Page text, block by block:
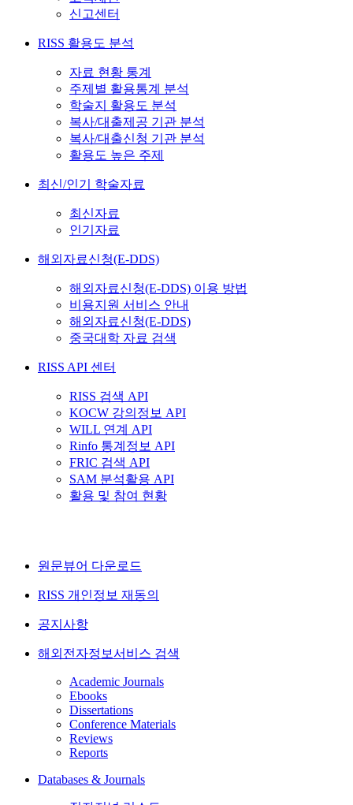
신고센터
RISS 활용도 분석
자료 현황 통계
주제별 활용통계 분석
학술지 활용도 분석
복사/대출제공 기관 분석
복사/대출신청 기관 분석
활용도 높은 주제
최신/인기 학술자료
최신자료
인기자료
해외자료신청(E-DDS)
해외자료신청(E-DDS) 이용 방법
비용지원 서비스 안내
해외자료신청(E-DDS)
중국대학 자료 검색
RISS API 센터
RISS 검색 API
KOCW 강의정보 API
WILL 연계 API
Rinfo 통계정보 API
FRIC 검색 API
SAM 분석활용 API
활용 및 참여 현황
원문뷰어 다운로드
RISS 개인정보 재동의
공지사항
해외전자정보서비스 검색
Academic Journals
Ebooks
Dissertations
Conference Materials
Reviews
Reports
Databases & Journals